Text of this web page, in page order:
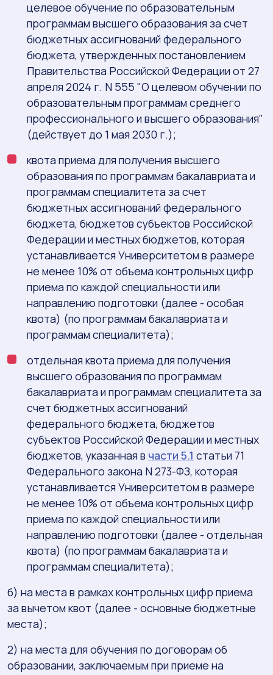
целевое обучение по образовательным
программам высшего образования за счет
бюджетных ассигнований федерального
бюджета, утвержденных постановлением
Правительства Российской Федерации от 27
апреля 2024 г. N 555 "О целевом обучении по
образовательным программам среднего
профессионального и высшего образования"
(действует до 1 мая 2030 г.);
квота приема для получения высшего
образования по программам бакалавриата и
программам специалитета за счет
бюджетных ассигнований федерального
бюджета, бюджетов субъектов Российской
Федерации и местных бюджетов, которая
устанавливается Университетом в размере
не менее 10% от объема контрольных цифр
приема по каждой специальности или
направлению подготовки (далее - особая
квота) (по программам бакалавриата и
программам специалитета);
отдельная квота приема для получения
высшего образования по программам
бакалавриата и программам специалитета за
счет бюджетных ассигнований
федерального бюджета, бюджетов
субъектов Российской Федерации и местных
бюджетов, указанная в части 5.1 статьи 71
Федерального закона N 273-ФЗ, которая
устанавливается Университетом в размере
не менее 10% от объема контрольных цифр
приема по каждой специальности или
направлению подготовки (далее - отдельная
квота) (по программам бакалавриата и
программам специалитета);
б) на места в рамках контрольных цифр приема
за вычетом квот (далее - основные бюджетные
места);
2) на места для обучения по договорам об
образовании, заключаемым при приеме на